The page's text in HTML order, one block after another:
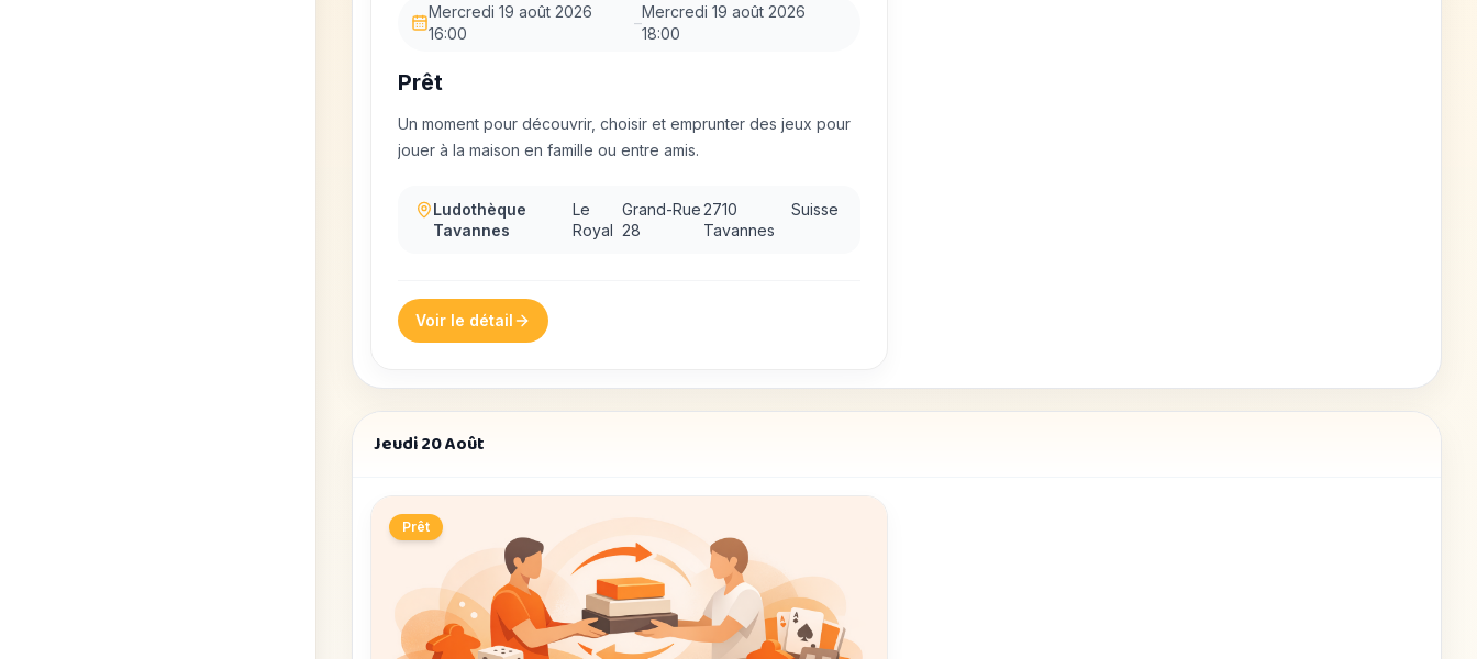
Mercredi 19 août 2026
16:00
–
Mercredi 19 août 2026
18:00
Prêt
Un moment pour découvrir, choisir et emprunter des jeux pour
jouer à la maison en famille ou entre amis.
Ludothèque
Tavannes
Le
Royal
Grand-Rue
28
2710
Tavannes
Suisse
Voir le détail
Jeudi 20 Août
Prêt